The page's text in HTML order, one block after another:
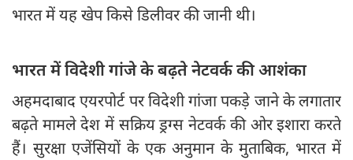
भारत में यह खेप किसे डिलीवर की जानी थी।
भारत में विदेशी गांजे के बढ़ते नेटवर्क की आशंका
अहमदाबाद एयरपोर्ट पर विदेशी गांजा पकड़े जाने के लगातार
बढ़ते मामले देश में सक्रिय ड्रग्स नेटवर्क की ओर इशारा करते
हैं। सुरक्षा एजेंसियों के एक अनुमान के मुताबिक, भारत में